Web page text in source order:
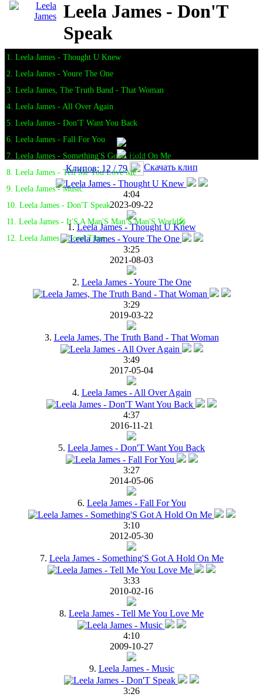
Leela James - Don'T
Speak
1. Leela James - Thought U Knew
2. Leela James - Youre The One
3. Leela James, The Truth Band - That Woman
4. Leela James - All Over Again
5. Leela James - Don'T Want You Back
6. Leela James - Fall For You
7. Leela James - Something'S Got A Hold On Me
8. Leela James - Tell Me You Love Me
9. Leela James - Music
10. Leela James - Don'T Speak
11. Leela James - It'S A Man'S Man'S Man'S World🎤
12. Leela James - Good Time
Клипов: 12 / 79 Скачать клип
4:04
2023-09-22
1.Leela James - Thought U Knew
3:25
2021-08-03
2. Leela James - Youre The One
3:29
2019-03-22
3. Leela James, The Truth Band - That Woman
3:49
2017-05-04
4. Leela James - All Over Again
4:37
2016-11-21
5. Leela James - Don'T Want You Back
3:27
2014-05-06
6. Leela James - Fall For You
3:10
2012-05-30
7. Leela James - Something'S Got A Hold On Me
3:33
2010-02-16
8. Leela James - Tell Me You Love Me
4:10
2009-10-27
9. Leela James - Music
3:26